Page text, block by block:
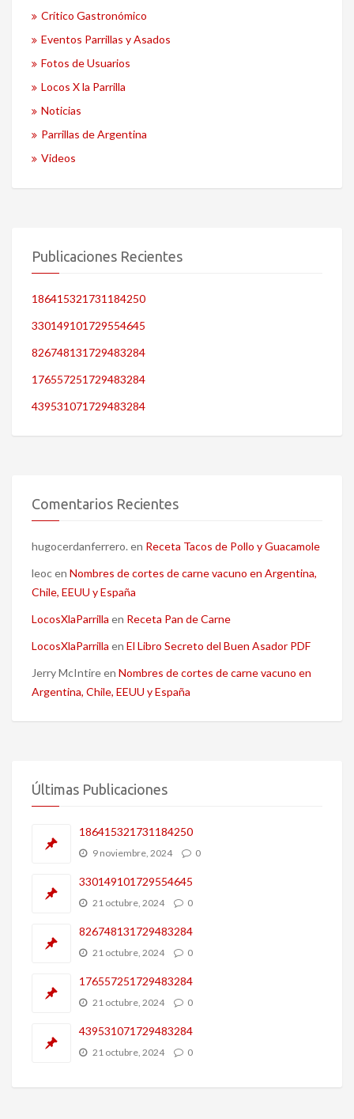
Crítico Gastronómico
Eventos Parrillas y Asados
Fotos de Usuarios
Locos X la Parrilla
Noticias
Parrillas de Argentina
Videos
Publicaciones Recientes
186415321731184250
330149101729554645
826748131729483284
176557251729483284
439531071729483284
Comentarios Recientes
hugocerdanferrero. en Receta Tacos de Pollo y Guacamole
leocen Nombres de cortes de carne vacuno en Argentina,
Chile, EEUU y España
LocosXlaParrilla en Receta Pan de Carne
LocosXlaParrilla en El Libro Secreto del Buen Asador PDF
Jerry McIntireen Nombres de cortes de carne vacuno en
Argentina, Chile, EEUU y España
Últimas Publicaciones
186415321731184250
9 noviembre, 2024 0
330149101729554645
21 octubre, 2024 0
826748131729483284
21 octubre, 2024 0
176557251729483284
21 octubre, 2024 0
439531071729483284
21 octubre, 2024 0